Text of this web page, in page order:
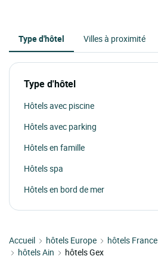
Type d'hôtel Villes à proximité
Type d'hôtel
Hôtels avec piscine
Hôtels avec parking
Hôtels en famille
Hôtels spa
Hôtels en bord de mer
Accueil hôtels Europe hôtels France
hôtels Ain
hôtels Gex